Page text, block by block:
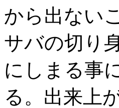
から出ない
サバの切り
にしまる事
る。出来上